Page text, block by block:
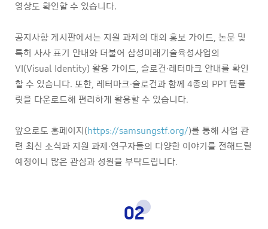
영상도 확인할 수 있습니다.
공지사항 게시판에서는 지원 과제의 대외 홍보 가이드, 논문 및
특허 사사 표기 안내와 더불어 삼성미래기술육성사업의
VI(Visual Identity) 활용 가이드, 슬로건·레터마크 안내를 확인
할 수 있습니다. 또한, 레터마크·슬로건과 함께 4종의 PPT 템플
릿을 다운로드해 편리하게 활용할 수 있습니다.
앞으로도 홈페이지(https://samsungstf.org/)를 통해 사업 관
련 최신 소식과 지원 과제·연구자들의 다양한 이야기를 전해드릴
예정이니 많은 관심과 성원을 부탁드립니다.
02